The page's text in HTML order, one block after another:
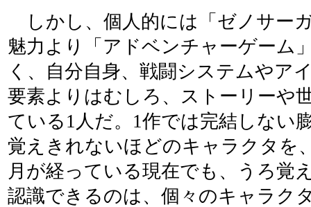
しかし、個人的には「ゼノサー
魅力より「アドベンチャーゲーム
く、自分自身、戦闘システムやア
要素よりはむしろ、ストーリーや
ている1人だ。1作では完結しない
覚えきれないほどのキャラクタを
月が経っている現在でも、うろ覚
認識できるのは、個々のキャラク